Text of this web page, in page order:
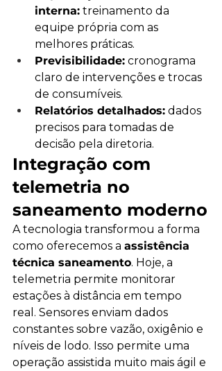
interna: treinamento da
equipe própria com as
melhores práticas.
Previsibilidade: cronograma
claro de intervenções e trocas
de consumíveis.
Relatórios detalhados: dados
precisos para tomadas de
decisão pela diretoria.
Integração com
telemetria no
saneamento moderno
A tecnologia transformou a forma
como oferecemos a assistência
técnica saneamento. Hoje, a
telemetria permite monitorar
estações à distância em tempo
real. Sensores enviam dados
constantes sobre vazão, oxigênio e
níveis de lodo. Isso permite uma
operação assistida muito mais ágil e